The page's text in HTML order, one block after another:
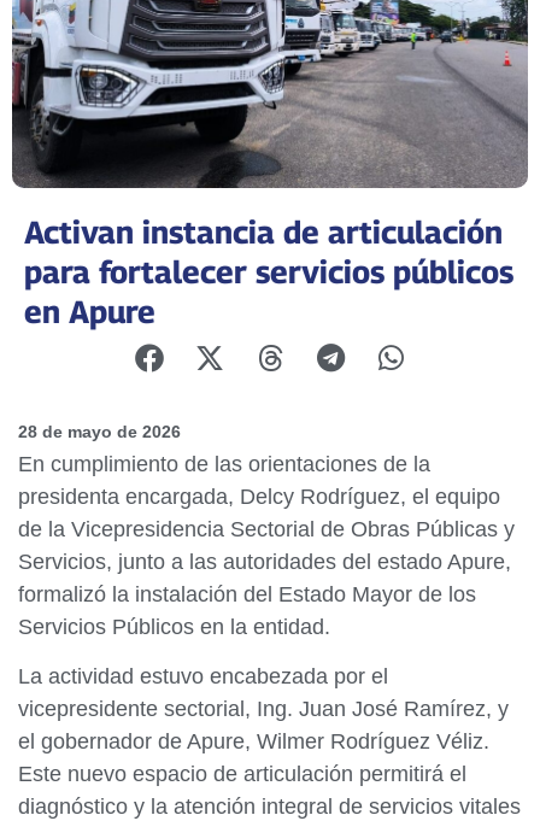
Activan instancia de articulación
para fortalecer servicios públicos
en Apure
28 de mayo de 2026
En cumplimiento de las orientaciones de la
presidenta encargada, Delcy Rodríguez, el equipo
de la Vicepresidencia Sectorial de Obras Públicas y
Servicios, junto a las autoridades del estado Apure,
formalizó la instalación del Estado Mayor de los
Servicios Públicos en la entidad.
La actividad estuvo encabezada por el
vicepresidente sectorial, Ing. Juan José Ramírez, y
el gobernador de Apure, Wilmer Rodríguez Véliz.
Este nuevo espacio de articulación permitirá el
diagnóstico y la atención integral de servicios vitales